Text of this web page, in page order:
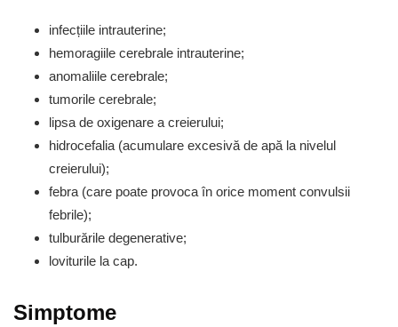
infecțiile intrauterine;
hemoragiile cerebrale intrauterine;
anomaliile cerebrale;
tumorile cerebrale;
lipsa de oxigenare a creierului;
hidrocefalia (acumulare excesivă de apă la nivelul
creierului);
febra (care poate provoca în orice moment convulsii
febrile);
tulburările degenerative;
loviturile la cap.
Simptome